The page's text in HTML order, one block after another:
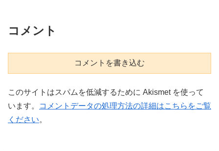
コメント
コメントを書き込む
このサイトはスパムを低減するために Akismet を使って
います。
コメントデータの処理方法の詳細はこちらをご覧
ください。